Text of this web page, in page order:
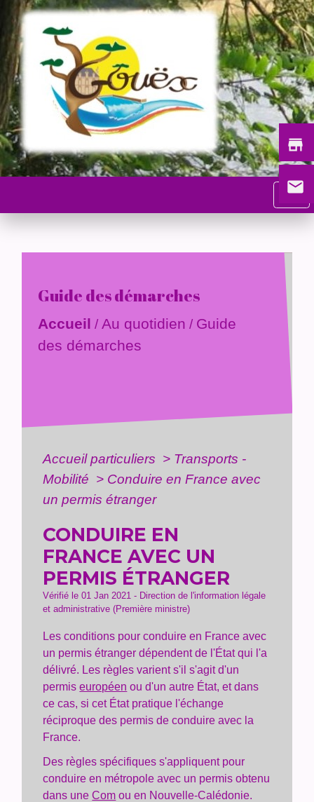
menu
Guide des démarches
Accueil / Au quotidien / Guide
des démarches
Accueil particuliers > Transports -
Mobilité > Conduire en France avec
un permis étranger
CONDUIRE EN
FRANCE AVEC UN
PERMIS ÉTRANGER
Vérifié le 01 Jan 2021 - Direction de l'information légale
et administrative (Première ministre)
Les conditions pour conduire en France avec
un permis étranger dépendent de l'État qui l'a
délivré. Les règles varient s'il s'agit d'un
permiseuropéen ou d'un autre État, et dans
ce cas, si cet État pratique l'échange
réciproque des permis de conduire avec la
France.
Des règles spécifiques s'appliquent pour
conduire en métropole avec un permis obtenu
dans uneCom ou en Nouvelle-Calédonie.
store
email